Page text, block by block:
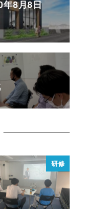
年8月8日
研修